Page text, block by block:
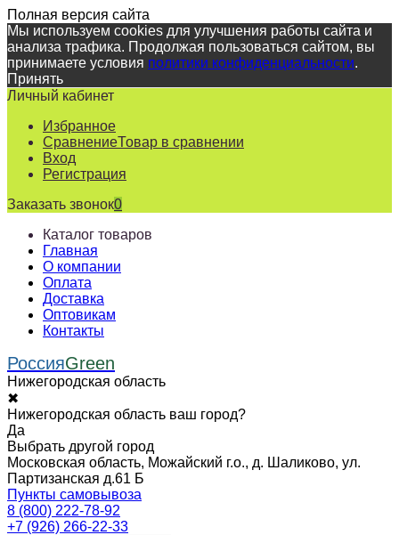
Полная версия сайта
Мы используем cookies для улучшения работы сайта и
анализа трафика. Продолжая пользоваться сайтом, вы
принимаете условия политики конфиденциальности.
Принять
Личный кабинет
Избранное
СравнениеТовар в сравнении
Вход
Регистрация
Заказать звонок0
Каталог товаров
Главная
О компании
Оплата
Доставка
Оптовикам
Контакты
РоссияGreen
Нижегородская область
✖
Нижегородская область ваш город?
Да
Выбрать другой город
Московская область, Можайский г.о., д. Шаликово, ул.
Партизанская д.61 Б
Пункты самовывоза
8 (800) 222-78-92
+7 (926) 266-22-33